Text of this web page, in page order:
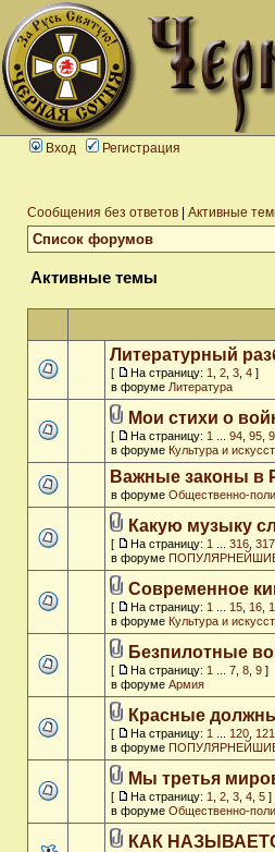
Вход Регистрация
Сообщения без ответов Активные
Список форумов
Активные темы
Литературный
[ На страницу: 1 2 3 4 ]
в форуме Литература
Мои стихи о
[ На страницу: 1 94 95
в форуме Культура и
Важные законы в
в форуме Общественно-
Какую музыку
[ На страницу: 1 316 317
в форуме
Современное
[ На страницу: 1 15 16
в форуме Культура и
Безпилотные
[ На страницу: 1 7 8 9 ]
в форуме Армия
Красные
[ На страницу: 1 120 121
в форуме
Мы третья
[ На страницу: 1 2 3 4 5 ]
в форуме Общественно-
КАК